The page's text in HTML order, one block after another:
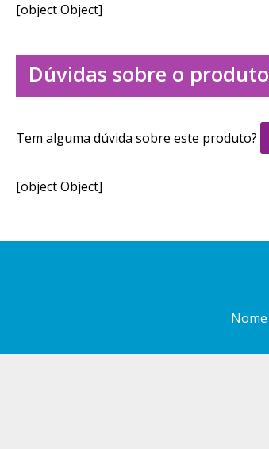
[object Object]
Dúvidas sobre o produto
Tem alguma dúvida sobre este produto?
[object Object]
Nome